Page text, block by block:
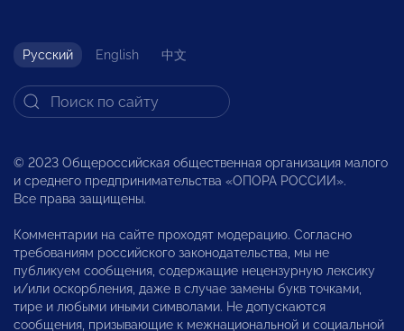
Русский English 中文
© 2023 Общероссийская общественная организация малого
и среднего предпринимательства «ОПОРА РОССИИ».
Все права защищены.
Комментарии на сайте проходят модерацию. Согласно
требованиям российского законодательства, мы не
публикуем сообщения, содержащие нецензурную лексику
и/или оскорбления, даже в случае замены букв точками,
тире и любыми иными символами. Не допускаются
сообщения, призывающие к межнациональной и социальной